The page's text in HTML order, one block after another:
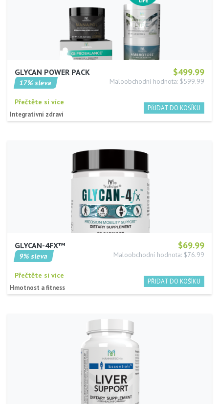
$499.99
GLYCAN POWER PACK
Maloobchodní hodnota: $599.99
17% sleva
Přečtěte si více
Integrativní zdraví
$69.99
GLYCAN-4FX™
Maloobchodní hodnota: $76.99
9% sleva
Přečtěte si více
Hmotnost a fitness